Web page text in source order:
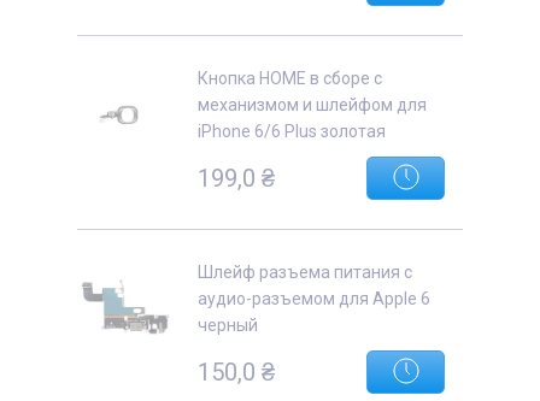
Кнопка HOME в сборе с
механизмом и шлейфом для
iPhone 6/6 Plus золотая
199,0 ₴
Шлейф разъема питания с
аудио-разъемом для Apple 6
черный
150,0 ₴